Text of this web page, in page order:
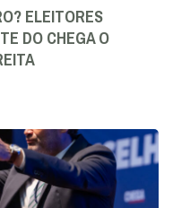
ELEITORES
DO CHEGA O